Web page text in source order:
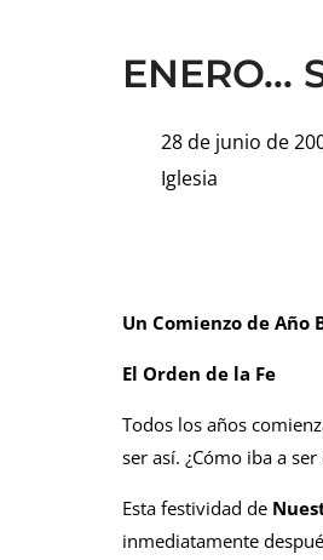
ENERO…
28 de junio de
Iglesia
Un Comienzo de Año
El Orden de la Fe
Todos los años
ser así. ¿Cómo iba a
Esta festividad de
inmediatamente